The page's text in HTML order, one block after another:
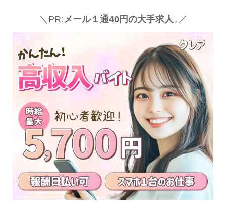
＼PR:メール１通40円の大手求人↓ ／